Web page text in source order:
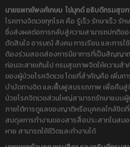
นายแพทย์พงศ์เกษม ไข่มุกด์ อธิบดีกรมสุข
โรคทางจิตเวชทุกโรค คือ รู้เร็ว รักษาเร็ว รั
ซึ่งส่งผลต่อการกลับสู่ความสามารถปกติขอ
ตัดสินใจ อารมณ์ สังคม การเรียน และการใ
ต้องร่วมสอดส่องการมีอาการที่เป็นสัญญาณ
ก่อนจะสายเกินไป กรมสุขภาพจิตให้ความส
ของผู้ป่วยโรคจิตเวช โดยที่สำคัญคือ เพิ่มกา
บำบัดทางจิต และฟื้นฟูสมรรถภาพ เพื่อคืนสู่
ป่วยโรคจิตเวชส่วนใหญ่สามารถรักษาแบบ
ภายใต้การดูแลของญาติหรือบุคคลใกล้ชิดที่
สมดุลการทำงานของสารสื่อประสาทในสม
หาย สามารถใช้ชีวิตและทำงานได้